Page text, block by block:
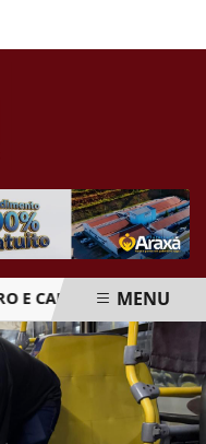
CAMINHÃO NA BR-262
MENU